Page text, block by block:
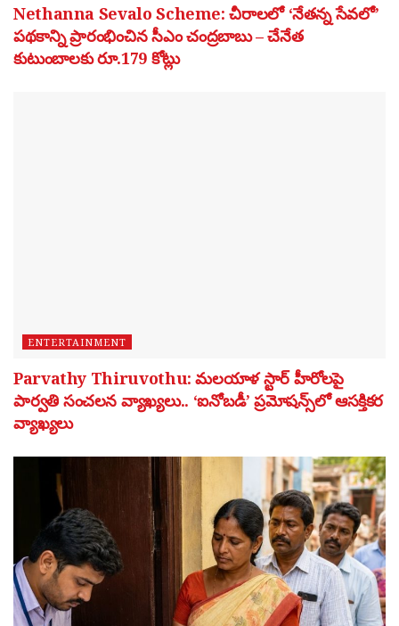
Nethanna Sevalo Scheme: చీరాలలో ‘నేతన్న సేవలో’
పథకాన్ని ప్రారంభించిన సీఎం చంద్రబాబు – చేనేత
కుటుంబాలకు రూ.179 కోట్లు
ENTERTAINMENT
Parvathy Thiruvothu: మలయాళ స్టార్ హీరోలపై
పార్వతి సంచలన వ్యాఖ్యలు.. ‘ఐనోబడీ’ ప్రమోషన్స్‌లో ఆసక్తికర
వ్యాఖ్యలు